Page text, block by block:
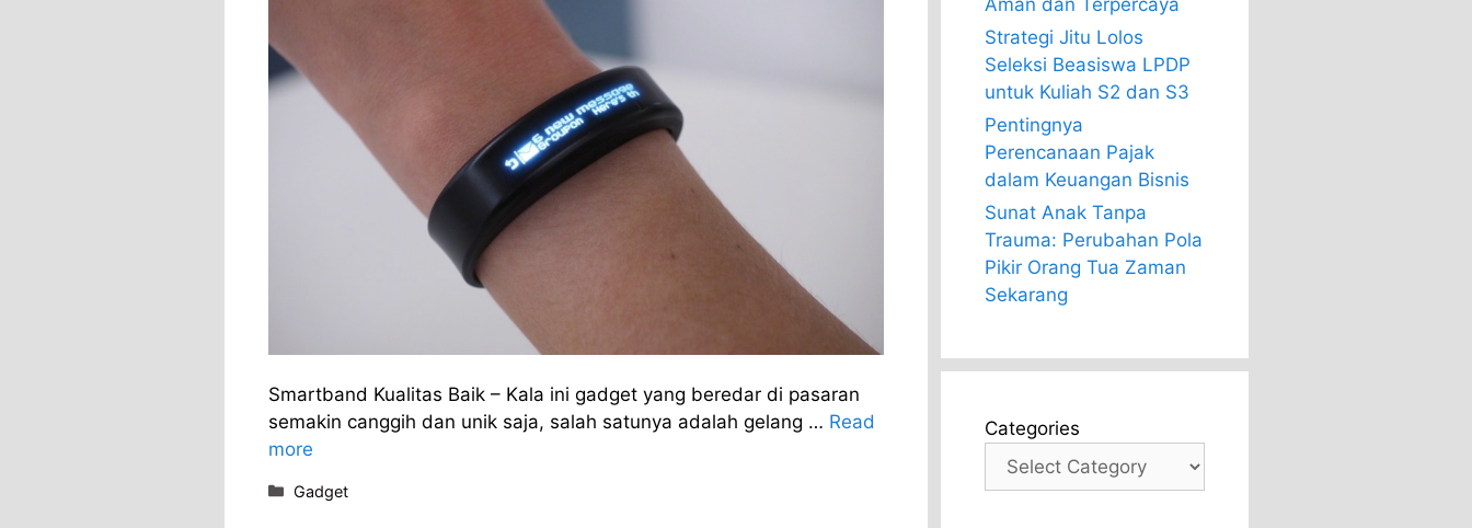
Smartband Kualitas Baik – Kala ini gadget yang beredar di pasaran
semakin canggih dan unik saja, salah satunya adalah gelang … Read
more
Categories
Gadget
Aman dan Terpercaya
Strategi Jitu Lolos
Seleksi Beasiswa LPDP
untuk Kuliah S2 dan S3
Pentingnya
Perencanaan Pajak
dalam Keuangan Bisnis
Sunat Anak Tanpa
Trauma: Perubahan Pola
Pikir Orang Tua Zaman
Sekarang
Categories